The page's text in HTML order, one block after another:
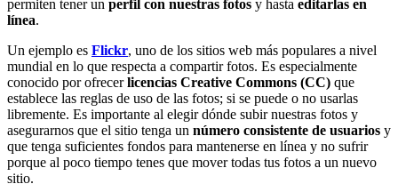
permiten tener un perfil con nuestras fotos y hasta editarlas en
línea.
Un ejemplo es Flickr, uno de los sitios web más populares a nivel
mundial en lo que respecta a compartir fotos. Es especialmente
conocido por ofrecerlicencias Creative Commons (CC) que
establece las reglas de uso de las fotos; si se puede o no usarlas
libremente. Es importante al elegir dónde subir nuestras fotos y
asegurarnos que el sitio tenga un número consistente de usuarios y
que tenga suficientes fondos para mantenerse en línea y no sufrir
porque al poco tiempo tenes que mover todas tus fotos a un nuevo
sitio.